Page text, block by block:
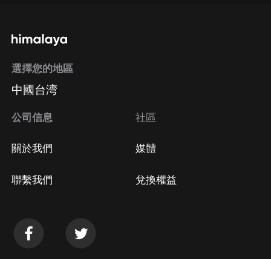
選擇您的地區
中國台湾
公司信息
關於我們
聯繫我們
社區
媒體
兌換權益